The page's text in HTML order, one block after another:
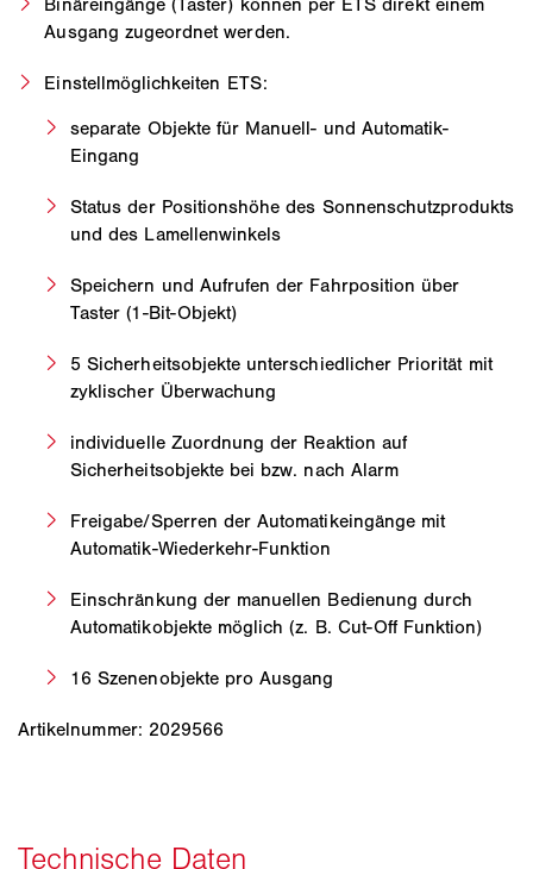
Binäreingänge (Taster) können per ETS direkt einem
Ausgang zugeordnet werden.
Einstellmöglichkeiten ETS:
separate Objekte für Manuell- und Automatik-
Eingang
Status der Positionshöhe des Sonnenschutzprodukts
und des Lamellenwinkels
Speichern und Aufrufen der Fahrposition über
Taster (1-Bit-Objekt)
5 Sicherheitsobjekte unterschiedlicher Priorität mit
zyklischer Überwachung
individuelle Zuordnung der Reaktion auf
Sicherheitsobjekte bei bzw. nach Alarm
Freigabe/Sperren der Automatikeingänge mit
Automatik-Wiederkehr-Funktion
Einschränkung der manuellen Bedienung durch
Automatikobjekte möglich (z. B. Cut-Off Funktion)
16 Szenenobjekte pro Ausgang
Artikelnummer: 2029566